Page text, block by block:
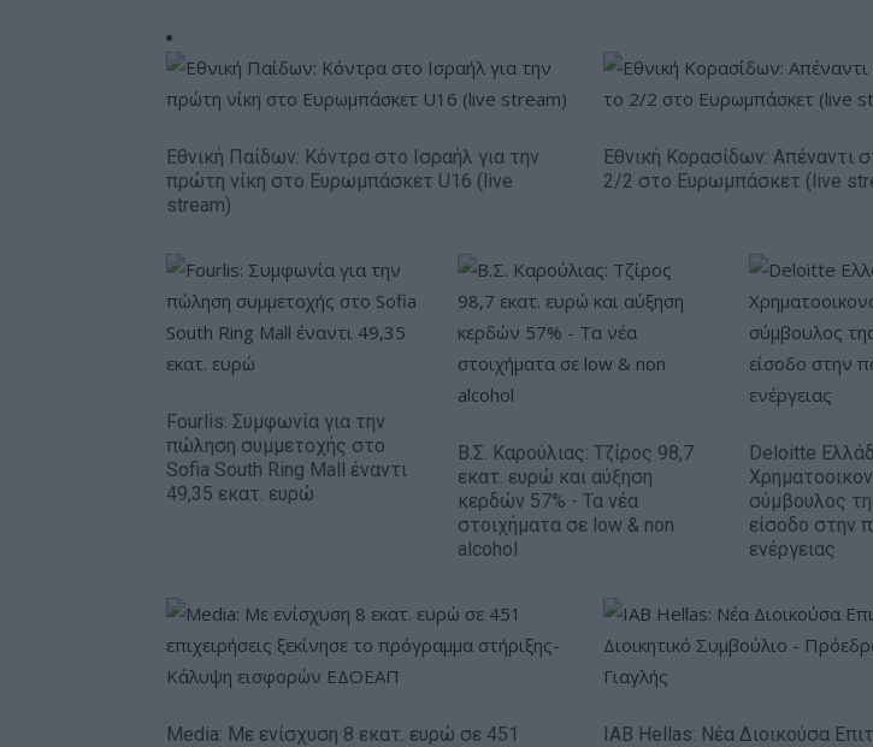
Εθνική Παίδων: Κόντρα στο Ισραήλ για την
πρώτη νίκη στο Ευρωμπάσκετ U16 (live
stream)
Εθνική Κορασίδων: Απέναντι
2/2 στο Ευρωμπάσκετ (live
Fourlis: Συμφωνία για την
πώληση συμμετοχής στο
Sofia South Ring Mall έναντι
49,35 εκατ. ευρώ
Β.Σ. Καρούλιας: Τζίρος 98,7
εκατ. ευρώ και αύξηση
κερδών 57% - Τα νέα
στοιχήματα σε low & non
alcohol
Deloitte
σύμβουλος
είσοδο στην
ενέργειας
Media: Με ενίσχυση 8 εκατ. ευρώ σε 451 IAB Hellas: Νέα Διοικούσα